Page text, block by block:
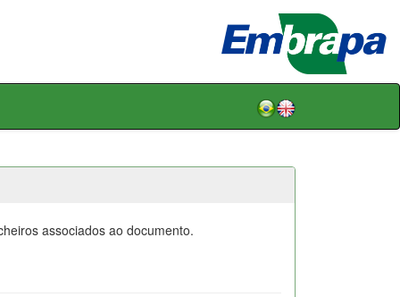
associados ao documento.